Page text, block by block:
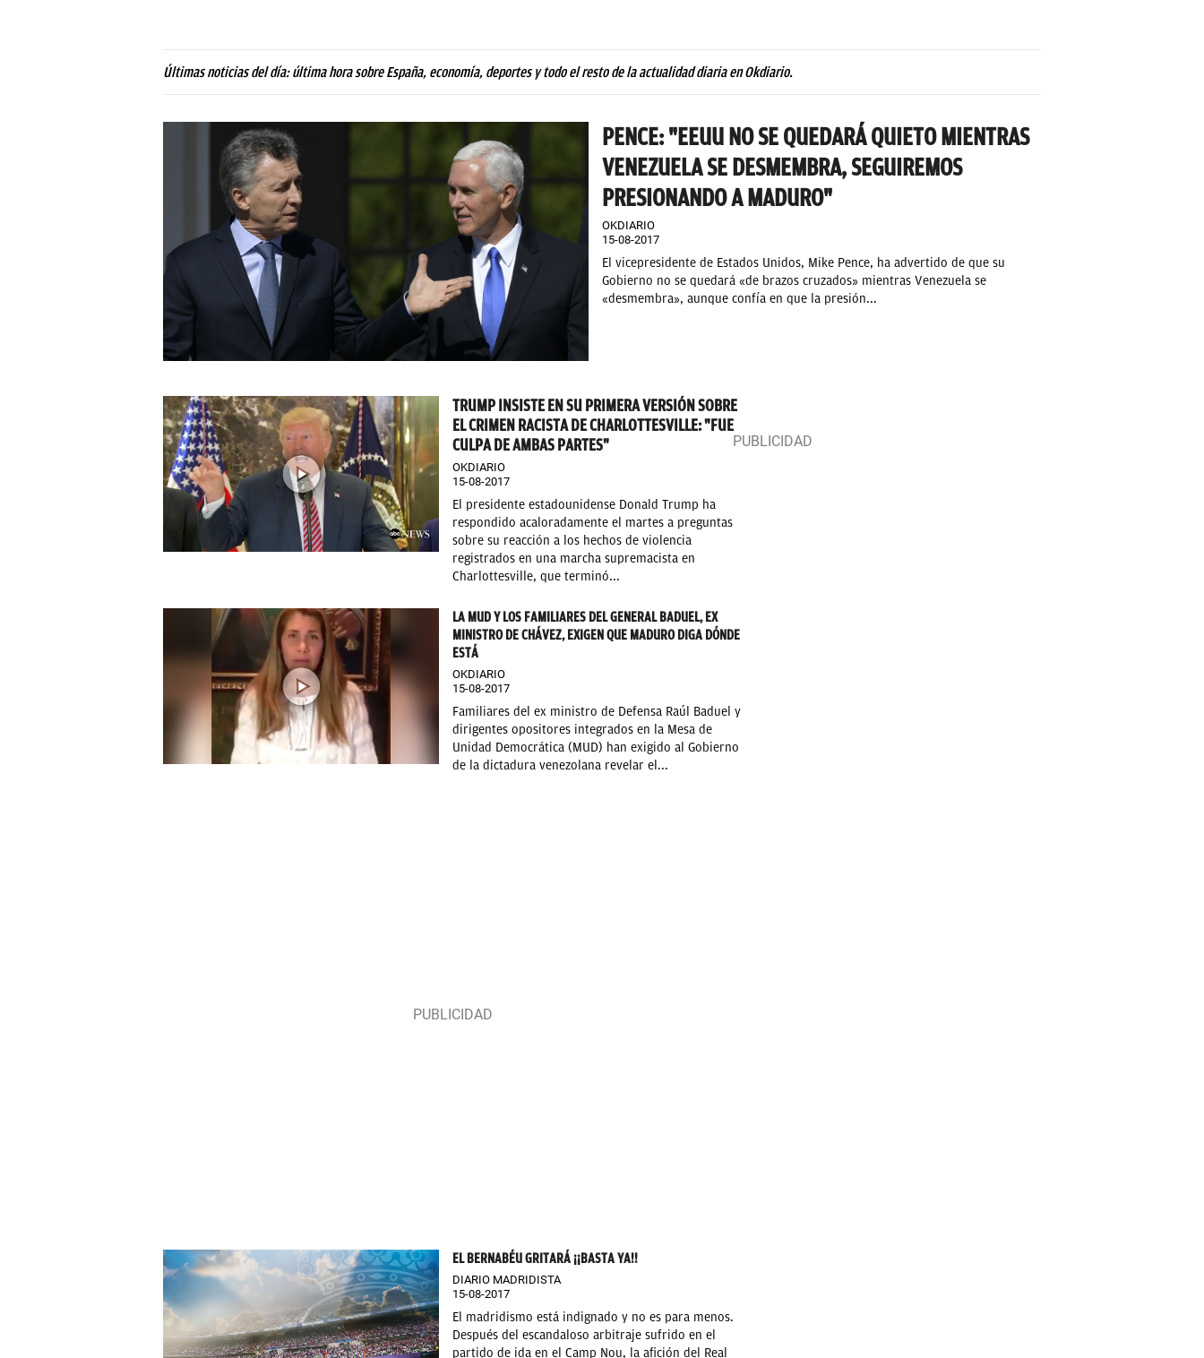
Últimas noticias del día: última hora sobre España, economía, deportes y todo el resto de la actualidad diaria en Okdiario.
PENCE: "EEUU NO SE QUEDARÁ QUIETO MIENTRAS
VENEZUELA SE DESMEMBRA, SEGUIREMOS
PRESIONANDO A MADURO"
OKDIARIO
15-08-2017
El vicepresidente de Estados Unidos, Mike Pence, ha advertido de que su
Gobierno no se quedará «de brazos cruzados» mientras Venezuela se
«desmembra», aunque confía en que la presión...
TRUMP INSISTE EN SU PRIMERA VERSIÓN SOBRE
EL CRIMEN RACISTA DE CHARLOTTESVILLE: "FUE
CULPA DE AMBAS PARTES"
OKDIARIO
15-08-2017
El presidente estadounidense Donald Trump ha
respondido acaloradamente el martes a preguntas
sobre su reacción a los hechos de violencia
registrados en una marcha supremacista en
Charlottesville, que terminó...
LA MUD Y LOS FAMILIARES DEL GENERAL BADUEL, EX
MINISTRO DE CHÁVEZ, EXIGEN QUE MADURO DIGA DÓNDE
ESTÁ
OKDIARIO
15-08-2017
Familiares del ex ministro de Defensa Raúl Baduel y
dirigentes opositores integrados en la Mesa de
Unidad Democrática (MUD) han exigido al Gobierno
de la dictadura venezolana revelar el...
EL BERNABÉU GRITARÁ ¡¡BASTA YA!!
DIARIO MADRIDISTA
15-08-2017
El madridismo está indignado y no es para menos.
Después del escandaloso arbitraje sufrido en el
partido de ida en el Camp Nou, la afición del Real